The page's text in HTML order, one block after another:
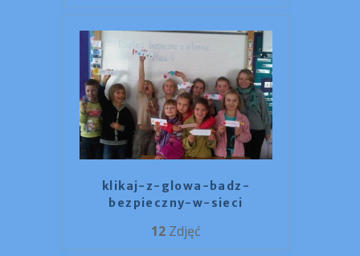
klikaj-z-glowa-badz-
bezpieczny-w-sieci
12 Zdjęć